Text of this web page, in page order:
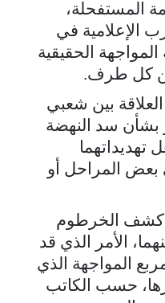
المستفحلة،
الإعلامية في
الحقيقية
كل طرف.
بين شعبي
بشأن سد النهضة
تهديداتهما
بعض المراحل أو
كشف الخرطوم
الأمر الذي قد
المواجهة الذي
حسب الكاتب